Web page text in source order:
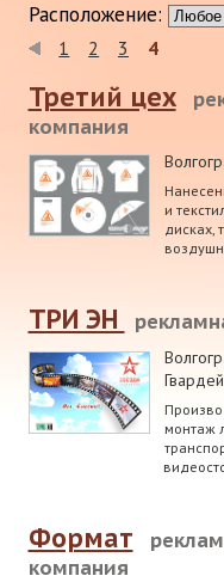
Расположение:
1 2 3 4
Третий цех
компания
и
дисках,
ТРИ ЭН
монтаж
Формат
компания